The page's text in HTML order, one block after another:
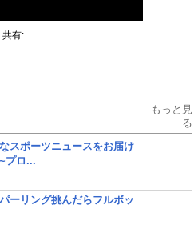
共有:
もっと見
る
スポーツニュースをお届け
プロ...
ーリング挑んだらフルボッ